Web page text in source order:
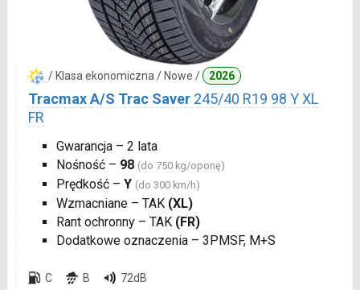
/ Klasa ekonomiczna / Nowe / 2026
Tracmax A/S Trac Saver 245/40 R19 98 Y XL
FR
Gwarancja – 2 lata
Nośność – 98 (do 750 kg/oponę)
Prędkość – Y (do 300 km/h)
Wzmacniane – TAK (XL)
Rant ochronny – TAK (FR)
Dodatkowe oznaczenia – 3PMSF, M+S
C B 72dB